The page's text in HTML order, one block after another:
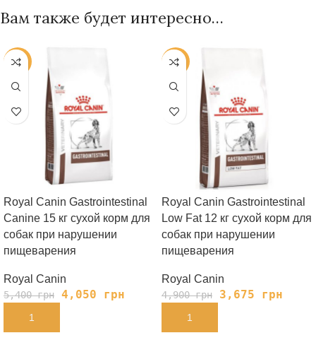
Вам также будет интересно…
-25%
Royal Canin Gastrointestinal
Canine 15 кг сухой корм для
собак при нарушении
пищеварения
Royal Canin
5,400грн 4,050 грн
В КОРЗИНУ
-25%
Royal Canin Gastrointestinal
Low Fat 12 кг сухой корм для
собак при нарушении
пищеварения
Royal Canin
4,900грн 3,675 грн
В КОРЗИНУ